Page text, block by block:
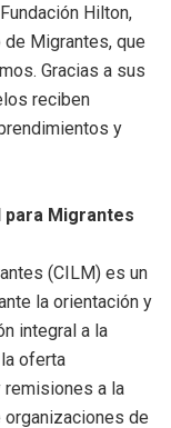
Hilton,
Migrantes, que
Gracias a sus
reciben
y
Migrantes
(CILM) es un
la orientación y
integral a la
oferta
remisiones a la
de